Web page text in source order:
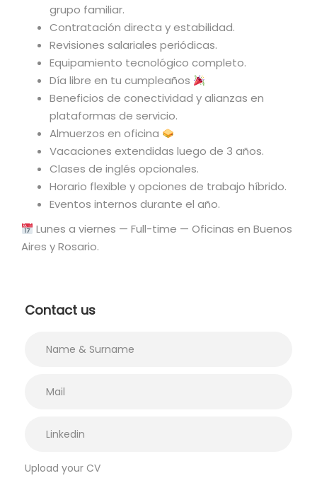
grupo familiar.
Contratación directa y estabilidad.
Revisiones salariales periódicas.
Equipamiento tecnológico completo.
Día libre en tu cumpleaños
Beneficios de conectividad y alianzas en
plataformas de servicio.
Almuerzos en oficina
Vacaciones extendidas luego de 3 años.
Clases de inglés opcionales.
Horario flexible y opciones de trabajo híbrido.
Eventos internos durante el año.
Lunes a viernes — Full-time — Oficinas en Buenos
Aires y Rosario.
Contact us
Upload your CV